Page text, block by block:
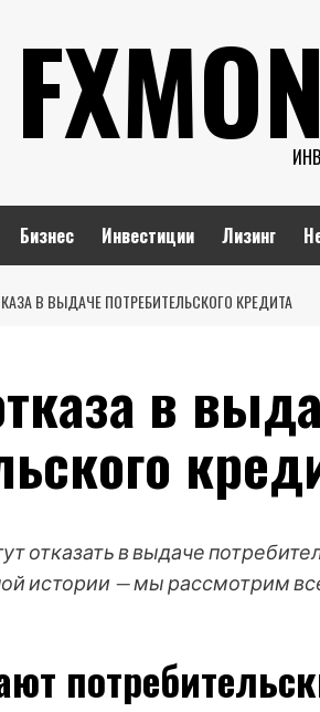
Бизнес Инвестиции Лизинг
В ВЫДАЧЕ ПОТРЕБИТЕЛЬСКОГО КРЕДИТА
в
отказать в выдаче
истории — мы рассмотрим